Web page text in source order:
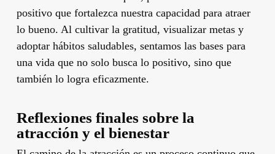
positivo que fortalezca nuestra capacidad para atraer
lo bueno. Al cultivar la gratitud, visualizar metas y
adoptar hábitos saludables, sentamos las bases para
una vida que no solo busca lo positivo, sino que
también lo logra eficazmente.
Reflexiones finales sobre la
atracción y el bienestar